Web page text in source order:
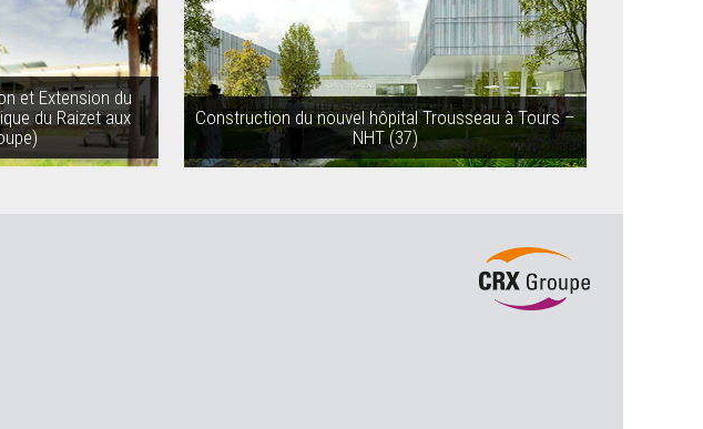
et Extension du
du Raizet aux
Construction du nouvel hôpital Trousseau à Tours –
NHT (37)